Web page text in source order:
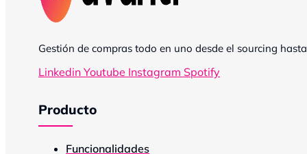
Gestión de compras todo en uno desde el sourcing
Linkedin Youtube Instagram Spotify
Producto
Funcionalidades